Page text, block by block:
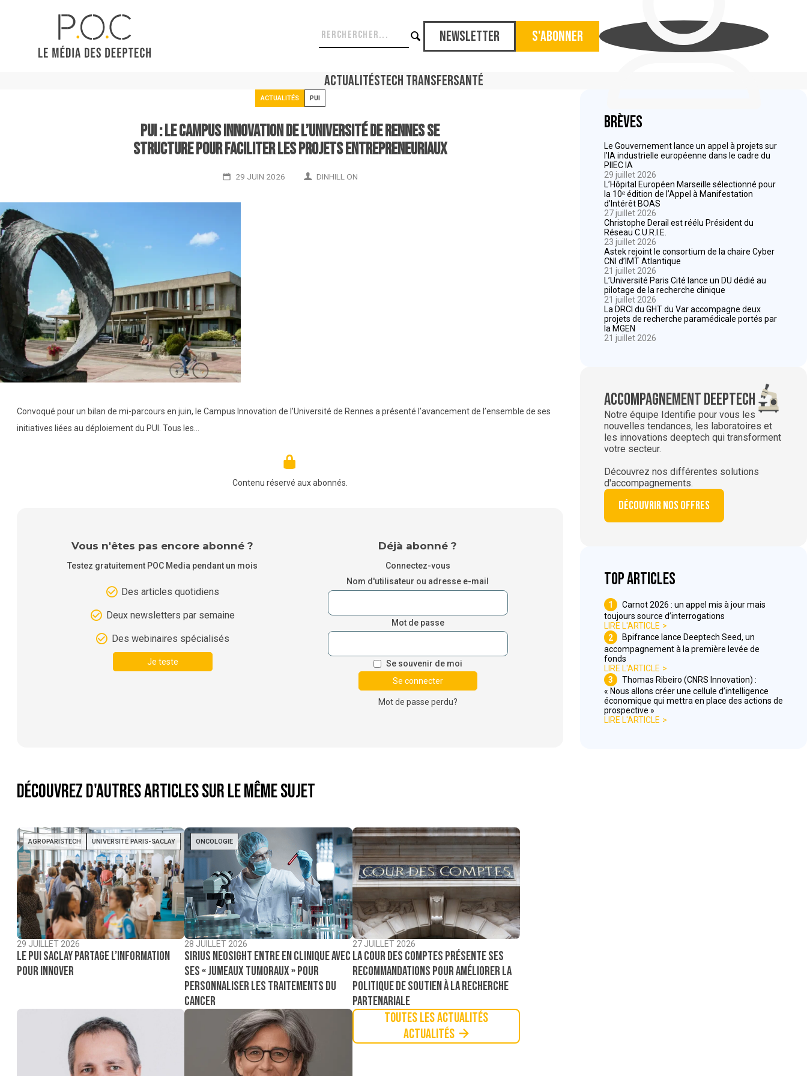
Newsletter S'abonner
ActualitésTech TransferSanté
ACTUALITÉS PUI
PUI : le Campus Innovation de l’Université de Rennes se
structure pour faciliter les projets entrepreneuriaux
29 JUIN 2026 DINHILL ON
Convoqué pour un bilan de mi-parcours en juin, le Campus Innovation de l’Université de Rennes a présenté l’avancement de l’ensemble de ses
initiatives liées au déploiement du PUI. Tous les…
Contenu réservé aux abonnés.
Vous n'êtes pas encore abonné ?
Testez gratuitement POC Media pendant un mois
Des articles quotidiens
Deux newsletters par semaine
Des webinaires spécialisés
Je teste
Déjà abonné ?
Connectez-vous
Nom d'utilisateur ou adresse e-mail
Mot de passe
Se souvenir de moi
Mot de passe perdu?
Découvrez d'autres articles sur le même sujet
AGROPARISTECH UNIVERSITÉ PARIS-SACLAY
29 JUILLET 2026
Le PUI Saclay partage l’information
pour innover
ONCOLOGIE
28 JUILLET 2026
Sirius NeoSight entre en clinique avec
ses « jumeaux tumoraux » pour
personnaliser les traitements du
cancer
27 JUILLET 2026
La Cour des comptes présente ses
recommandations pour améliorer la
politique de soutien à la recherche
partenariale
Toutes les actualités
Actualités
Brèves
Le Gouvernement lance un appel à projets sur
l’IA industrielle européenne dans le cadre du
PIIEC IA
29 juillet 2026
L’Hôpital Européen Marseille sélectionné pour
la 10ᵉ édition de l’Appel à Manifestation
d’Intérêt BOAS
27 juillet 2026
Christophe Derail est réélu Président du
Réseau C.U.R.I.E.
23 juillet 2026
Astek rejoint le consortium de la chaire Cyber
CNI d’IMT Atlantique
21 juillet 2026
L’Université Paris Cité lance un DU dédié au
pilotage de la recherche clinique
21 juillet 2026
La DRCI du GHT du Var accompagne deux
projets de recherche paramédicale portés par
la MGEN
21 juillet 2026
Accompagnement deeptech
Notre équipe Identifie pour vous les
nouvelles tendances, les laboratoires et
les innovations deeptech qui transforment
votre secteur.
Découvrez nos différentes solutions
d'accompagnements.
Découvrir nos offres
Top articles
1
Carnot 2026 : un appel mis à jour mais
toujours source d’interrogations
LIRE L'ARTICLE
2
Bpifrance lance Deeptech Seed, un
accompagnement à la première levée de
fonds
LIRE L'ARTICLE
3
Thomas Ribeiro (CNRS Innovation) :
« Nous allons créer une cellule d’intelligence
économique qui mettra en place des actions de
prospective »
LIRE L'ARTICLE